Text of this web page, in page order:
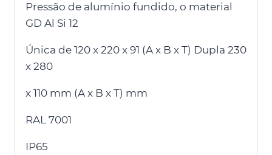
Pressão de alumínio fundido, o material
GD Al Si 12
Única de 120 x 220 x 91 (A x B x T) Dupla 230
x 280
x 110 mm (A x B x T) mm
RAL 7001
IP65